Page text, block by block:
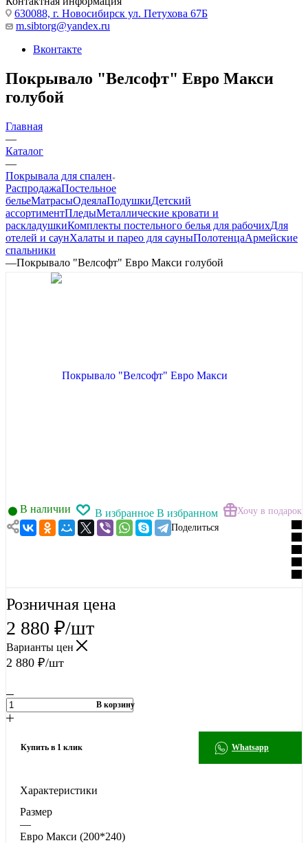
630088, г. Новосибирск ул. Петухова 67Б
m.sibtorg@yandex.ru
Вконтакте
Покрывало "Велсофт" Евро Макси
голубой
Главная
—
Каталог
—
Покрывала для спален
РаспродажаПостельное
бельеМатрасыОдеялаПодушкиДетский
ассортиментПледыМеталлические кровати и
раскладушкиКомплекты постельного белья для рабочихДля
отелей и саунХалаты и парео для сауныПолотенцаАрмейские
спальники
—Покрывало "Велсофт" Евро Макси голубой
В наличии В избранное В избранном
Хочу в подарок
Поделиться
Розничная цена
2 880 ₽/шт
Варианты цен
2 880 ₽/шт
В корзину
Купить в 1 клик Whatsapp
Характеристики
Размер
—
Евро Макси (200*240)